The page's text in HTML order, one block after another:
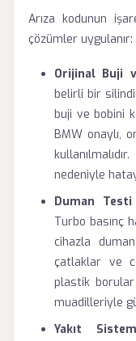
Arıza kodunun
çözümler uygulanır:
Orijinal Buji
belirli bir
buji ve bobini
BMW onaylı,
nedeniyle
Duman
Turbo basınç
cihazla
çatlaklar ve
plastik
muadilleriyle
Yakıt